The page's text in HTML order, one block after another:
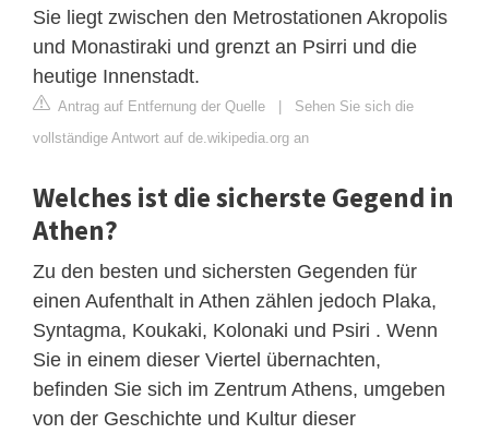
Sie liegt zwischen den Metrostationen Akropolis
und Monastiraki und grenzt an Psirri und die
heutige Innenstadt.
Antrag auf Entfernung der Quelle | Sehen Sie sich die
vollständige Antwort auf de.wikipedia.org an
Welches ist die sicherste Gegend in
Athen?
Zu den besten und sichersten Gegenden für
einen Aufenthalt in Athen zählen jedoch Plaka,
Syntagma, Koukaki, Kolonaki und Psiri . Wenn
Sie in einem dieser Viertel übernachten,
befinden Sie sich im Zentrum Athens, umgeben
von der Geschichte und Kultur dieser